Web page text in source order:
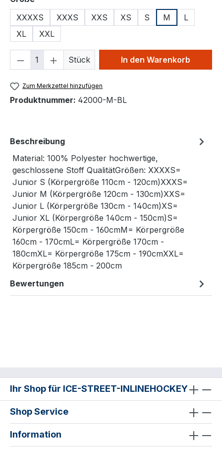
XXXXS
XXXS XXS XS S M
L
XL
XXL
Produkt Anzahl: Gib den
Stück In den Warenkorb
Zum Merkzettel hinzufügen
Produktnummer: 42000-M-BL
Beschreibung
Material: 100% Polyester hochwertige,
geschlossene Stoff QualitätGrößen: XXXXS=
Junior S (Körpergröße 110cm - 120cm)XXXS=
Junior M (Körpergröße 120cm - 130cm)XXS=
Junior L (Körpergröße 130cm - 140cm)XS=
Junior XL (Körpergröße 140cm - 150cm)S=
Körpergröße 150cm - 160cmM= Körpergröße
160cm - 170cmL= Körpergröße 170cm -
180cmXL= Körpergröße 175cm - 190cmXXL=
Körpergröße 185cm - 200cm
Bewertungen
Ihr Shop für ICE-STREET-INLINEHOCKEY
Shop Service
Information